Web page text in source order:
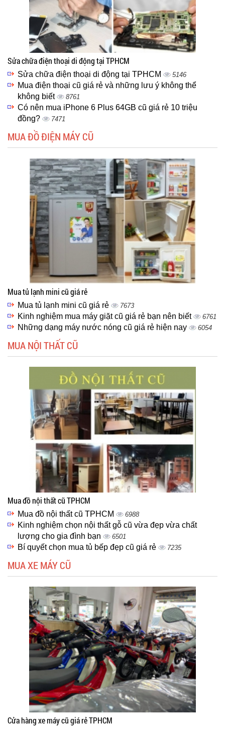
Sửa chữa điện thoại di động tại TPHCM
Sửa chữa điện thoại di động tại TPHCM 5146
Mua điện thoại cũ giá rẻ và những lưu ý không thể
không biết
8761
Có nên mua iPhone 6 Plus 64GB cũ giá rẻ 10 triệu
đồng?
7471
MUA ĐỒ ĐIỆN MÁY CŨ
Mua tủ lạnh mini cũ giá rẻ
Mua tủ lạnh mini cũ giá rẻ 7673
Kinh nghiệm mua máy giặt cũ giá rẻ bạn nên biết 6761
Những dạng máy nước nóng cũ giá rẻ hiện nay 6054
MUA NỘI THẤT CŨ
Mua đồ nội thất cũ TPHCM
Mua đồ nội thất cũ TPHCM 6988
Kinh nghiệm chọn nội thất gỗ cũ vừa đẹp vừa chất
lượng cho gia đình bạn
6501
Bí quyết chọn mua tủ bếp đẹp cũ giá rẻ 7235
MUA XE MÁY CŨ
Cửa hàng xe máy cũ giá rẻ TPHCM